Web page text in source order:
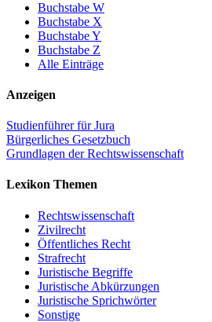
Buchstabe W
Buchstabe X
Buchstabe Y
Buchstabe Z
Alle Einträge
Anzeigen
Studienführer für Jura
Bürgerliches Gesetzbuch
Grundlagen der Rechtswissenschaft
Lexikon Themen
Rechtswissenschaft
Zivilrecht
Öffentliches Recht
Strafrecht
Juristische Begriffe
Juristische Abkürzungen
Juristische Sprichwörter
Sonstige